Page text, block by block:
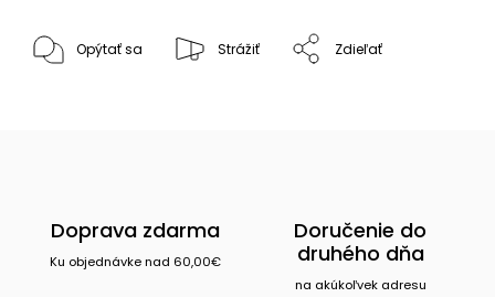
Opýtať sa Strážiť Zdieľať
Doprava zdarma
Ku objednávke nad 60,00€
Doručenie do
druhého dňa
na akúkoľvek adresu